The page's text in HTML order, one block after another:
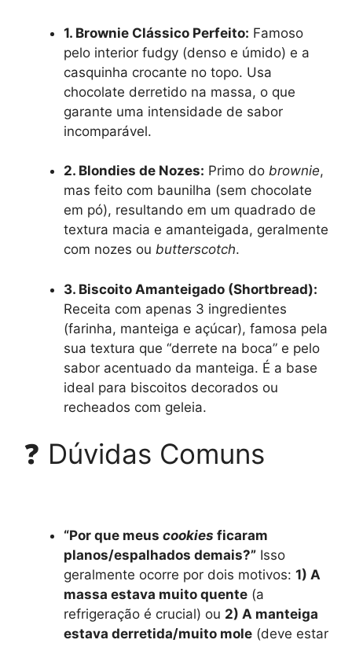
1. Brownie Clássico Perfeito: Famoso
pelo interior fudgy (denso e úmido) e a
casquinha crocante no topo. Usa
chocolate derretido na massa, o que
garante uma intensidade de sabor
incomparável.
2. Blondies de Nozes: Primo do brownie,
mas feito com baunilha (sem chocolate
em pó), resultando em um quadrado de
textura macia e amanteigada, geralmente
com nozes ou butterscotch.
3. Biscoito Amanteigado (Shortbread):
Receita com apenas 3 ingredientes
(farinha, manteiga e açúcar), famosa pela
sua textura que “derrete na boca” e pelo
sabor acentuado da manteiga. É a base
ideal para biscoitos decorados ou
recheados com geleia.
❓ Dúvidas Comuns
“Por que meus cookies ficaram
planos/espalhados demais?” Isso
geralmente ocorre por dois motivos: 1) A
massa estava muito quente (a
refrigeração é crucial) ou 2) A manteiga
estava derretida/muito mole (deve estar